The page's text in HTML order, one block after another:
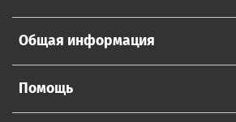
Общая информация
Помощь